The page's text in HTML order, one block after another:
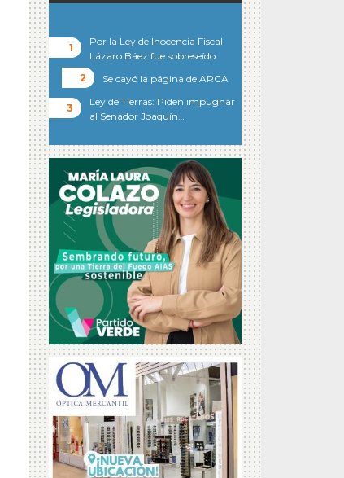
Por la Ley de Inocencia Fiscal
Lázaro Báez fue sobreseído
Se cayó la página de ARCA
Ley de Tierras: Piden impugnar
al Senador Joaquín…